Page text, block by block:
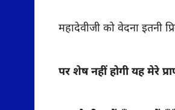
महादेवीजी को वेदना इतनी
पर शेष नहीं होगी यह मेरे